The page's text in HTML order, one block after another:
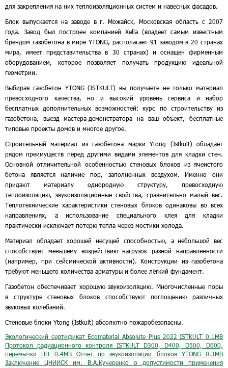
для закрепления на них теплоизоляционных систем и навесных фасадов.
Блок выпускается на заводе в г. Можайск, Московская область с 2007
года. Завод был построен компанией Xella (владеет самым известным
брендом газобетона в мире YTONG, располагает 91 заводом в 20 странах
мира, имеет представительства в 30 странах) и оснащен фирменным
оборудованием, которое позволяет получать продукцию идеальной
геометрии.
Выбирая газобетон YTONG (ISTKULT) вы получаете не только материал
превосходного качества, но и высокий уровень сервиса и набор
бесплатных дополнительных возможностей: курс по строительству из
газобетона, выезд мастера-демонстратора на ваш объект, бесплатные
типовые проекты домов и многое другое.
Строительный материал из газобетона марки Ytong (Istkult) обладает
рядом преимуществ перед другими видами элементов для кладки стен.
Основной отличительной особенностью стеновых блоков из ячеистого
бетона является наличие пор, заполненных воздухом. Именно они
придают материалу однородную структуру, превосходную
теплоизоляцию, звукоизоляционные свойства, сравнительно малый вес.
Теплотехнические характеристики стеновых блоков одинаковы во всех
направлениях, а использование специального клея для кладки
практически исключает потерю тепла через мостики холода.
Материал обладает хорошей несущей способностью, а небольшой вес
способствует меньшему воздействию нагрузок разной направленности
(например, при сейсмической активности). Конструкции из газобетона
требуют меньшего количества арматуры и более лёгкий фундамент.
Газобетон обеспечивает хорошую звукоизоляцию. Многочисленные поры
в структуре стеновых блоков способствуют поглощению различных
звуковых колебаний.
Стеновые блоки Ytong (Istkult) абсолютно пожаробезопасны.
Экологический сертификат Ecomaterial Absolute Plus 2022 ISTKULT 0.1MB
Протокол радиационного контроля ISTKULT D300, D400, D500, D600,
перемычки ПН
0.4MB Отчет по звукоизоляции блоков YTONG
0.3MB
Заключение ЦНИИСК им. В.А.Кучеренко о допустимости применения